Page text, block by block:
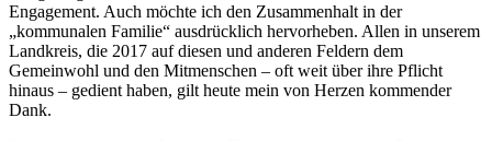
Engagement. Auch möchte ich den Zusammenhalt in der
„kommunalen Familie“ ausdrücklich hervorheben. Allen in unserem
Landkreis, die 2017 auf diesen und anderen Feldern dem
Gemeinwohl und den Mitmenschen – oft weit über ihre Pflicht
hinaus – gedient haben, gilt heute mein von Herzen kommender
Dank.